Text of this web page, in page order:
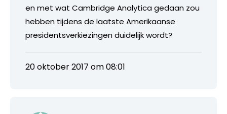
en met wat Cambridge Analytica gedaan zou
hebben tijdens de laatste Amerikaanse
presidentsverkiezingen duidelijk wordt?
20 oktober 2017 om 08:01